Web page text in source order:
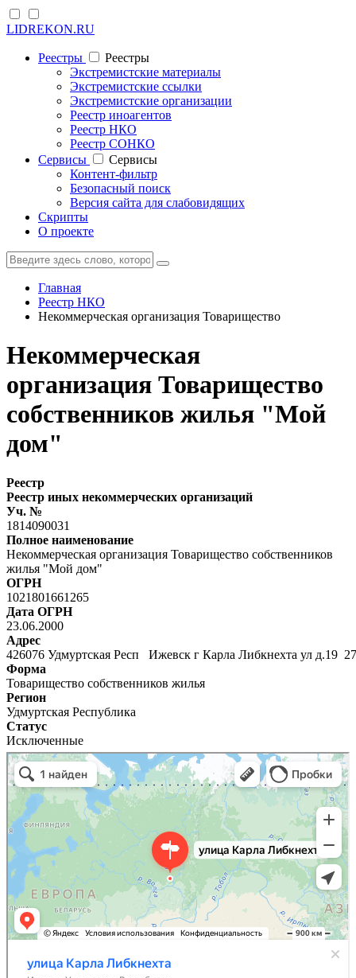
LIDREKON.RU
Реестры
Реестры
Экстремистские материалы
Экстремистские ссылки
Экстремистские организации
Реестр иноагентов
Реестр НКО
Реестр СОНКО
Cервисы
Cервисы
Контент-фильтр
Безопасный поиск
Версия сайта для слабовидящих
Скрипты
О проекте
Главная
Реестр НКО
Некоммерческая организация Товарищество
Некоммерческая
организация Товарищество
собственников жилья "Мой
дом"
Реестр
Реестр иных некоммерческих организаций
Уч. №
1814090031
Полное наименование
Некоммерческая организация Товарищество собственников
жилья "Мой дом"
ОГРН
1021801661265
Дата ОГРН
23.06.2000
Адрес
426076 Удмуртская Респ Ижевск г Карла Либкнехта ул д.19 27
Форма
Товарищество собственников жилья
Регион
Удмуртская Республика
Статус
Исключенные